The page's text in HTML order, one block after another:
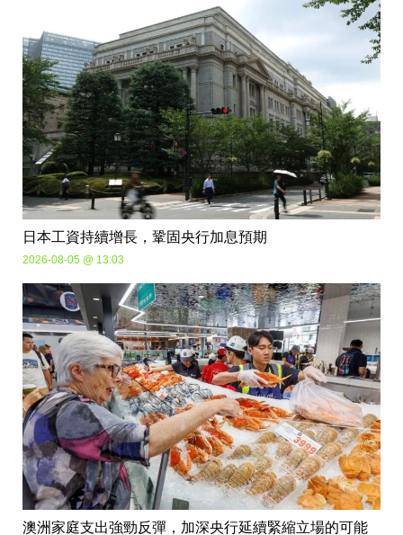
日本工資持續增長，鞏固央行加息預期
2026-08-05 @ 13:03
澳洲家庭支出強勁反彈，加深央行延續緊縮立場的可能